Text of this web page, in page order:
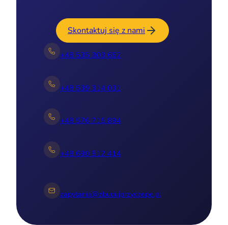
Skontaktuj się z nami
+48 535 303 652
+48 539 314 031
+48 576 715 894
+48 690 512 414
zapytania@zbudujprzyczepe.pl